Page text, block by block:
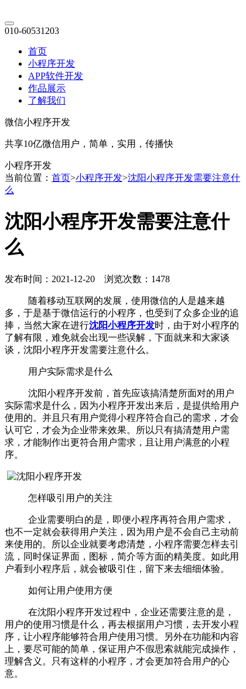
010-60531203
首页
小程序开发
APP软件开发
作品展示
了解我们
微信小程序开发
共享10亿微信用户，简单，实用，传播快
小程序开发
当前位置： 首页>小程序开发>沈阳小程序开发需要注意什
么
沈阳小程序开发需要注意什
么
发布时间：2021-12-20 浏览次数：1478
随着移动互联网的发展，使用微信的人是越来越
多，于是基于微信运行的小程序，也受到了众多企业的追
捧，当然大家在进行沈阳小程序开发时，由于对小程序的
了解有限，难免就会出现一些误解，下面就来和大家谈
谈，沈阳小程序开发需要注意什么。
用户实际需求是什么
沈阳小程序开发前，首先应该搞清楚所面对的用户
实际需求是什么，因为小程序开发出来后，是提供给用户
使用的。并且只有用户觉得小程序符合自己的需求，才会
认可它，才会为企业带来效果。所以只有搞清楚用户需
求，才能制作出更符合用户需求，且让用户满意的小程
序。
怎样吸引用户的关注
企业需要明白的是，即便小程序再符合用户需求，
也不一定就会获得用户关注，因为用户是不会自己主动前
来使用的。所以企业就要考虑清楚，小程序需要怎样去引
流，同时保证界面，图标，简介等方面的精美度。如此用
户看到小程序后，就会被吸引住，留下来去细细体验。
如何让用户使用方便
在沈阳小程序开发过程中，企业还需要注意的是，
用户的使用习惯是什么，再去根据用户习惯，去开发小程
序，让小程序能够符合用户使用习惯。另外在功能和内容
上，要尽可能的简单，保证用户不假思索就能完成操作，
理解含义。只有这样的小程序，才会更加符合用户的心
意。